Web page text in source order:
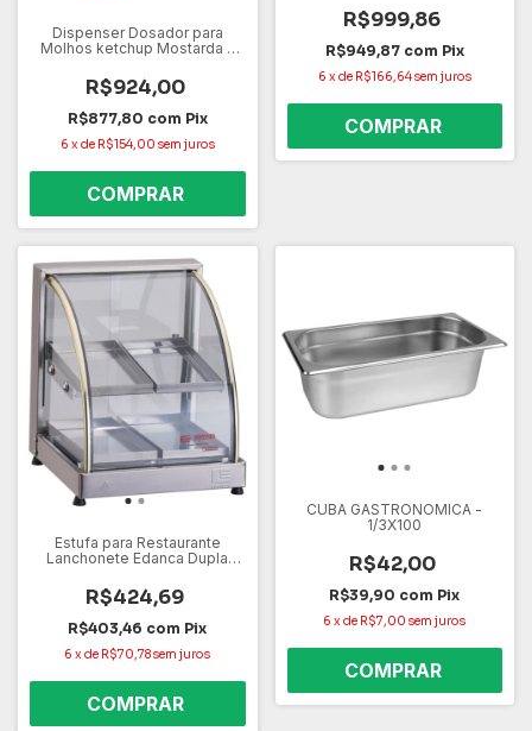
Dispenser Dosador para
Molhos ketchup Mostarda -
R$924,00
R$877,80 com Pix
6 xde R$154,00 sem juros
R$999,86
R$949,87 com Pix
6 xde R$166,64sem juros
Estufa para Restaurante
Lanchonete Edanca Dupla
Inox, Vidro Temperado
R$424,69
R$403,46 com Pix
6 xde R$70,78sem juros
CUBA GASTRONOMICA -
1/3X100
R$42,00
R$39,90 com Pix
6 xde R$7,00 sem juros